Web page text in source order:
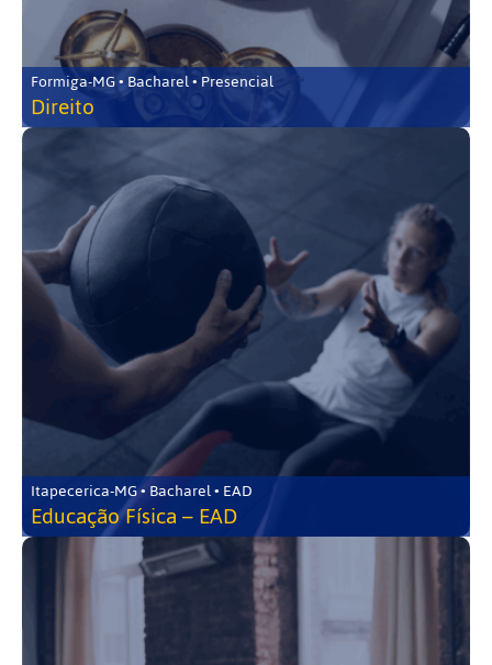
Formiga-MG • Bacharel • Presencial
Direito
Itapecerica-MG • Bacharel • EAD
Educação Física – EAD